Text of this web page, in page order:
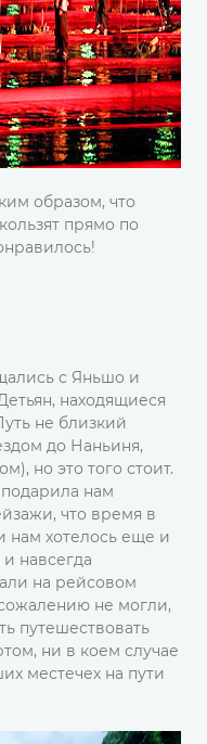
образом, что
прямо по
с Яньшо и
находящиеся
не близкий
до Наньиня,
но это того стоит.
нам
что время в
нам хотелось еще и
навсегда
на рейсовом
не могли,
путешествовать
ни в коем случае
местечех на пути